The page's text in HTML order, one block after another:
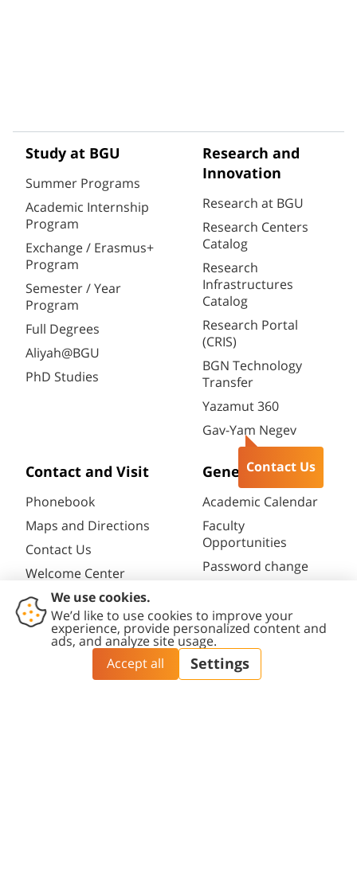
Contact Us
Study at BGU
Summer Programs
Academic Internship
Program
Exchange / Erasmus+
Program
Semester / Year
Program
Full Degrees
Aliyah@BGU
PhD Studies
Research and
Innovation
Research at BGU
Research Centers
Catalog
Research
Infrastructures
Catalog
Research Portal
(CRIS)
BGN Technology
Transfer
Yazamut 360
Gav-Yam Negev
Contact and Visit
Phonebook
Maps and Directions
Contact Us
Welcome Center
Friends of BGU
General
Academic Calendar
Faculty
Opportunities
Password change
Library